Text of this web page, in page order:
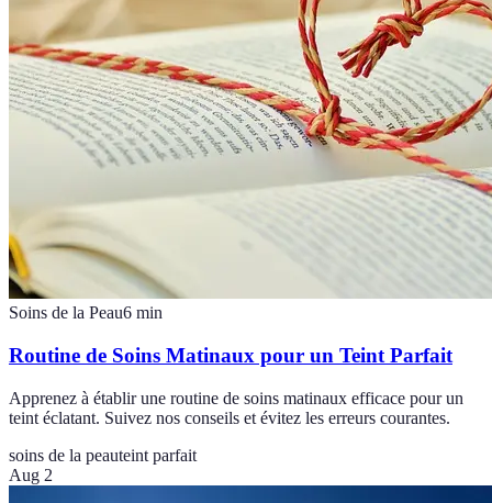
Soins de la Peau6 min
Routine de Soins Matinaux pour un Teint Parfait
Apprenez à établir une routine de soins matinaux efficace pour un
teint éclatant. Suivez nos conseils et évitez les erreurs courantes.
soins de la peauteint parfait
Aug 2